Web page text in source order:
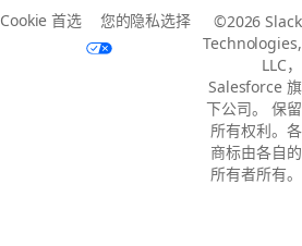
Cookie 首选
您的隐私选择
©2026 Slack
Technologies,
LLC，
Salesforce 旗
下公司。 保留
所有权利。各
商标由各自的
所有者所有。